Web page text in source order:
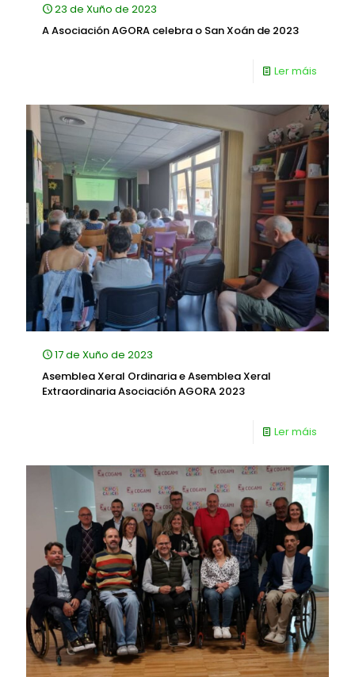
23 de Xuño de 2023
A Asociación AGORA celebra o San Xoán de 2023
Ler máis
17 de Xuño de 2023
Asemblea Xeral Ordinaria e Asemblea Xeral
Extraordinaria Asociación AGORA 2023
Ler máis